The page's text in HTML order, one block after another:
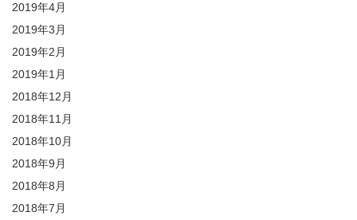
2019年4月
2019年3月
2019年2月
2019年1月
2018年12月
2018年11月
2018年10月
2018年9月
2018年8月
2018年7月